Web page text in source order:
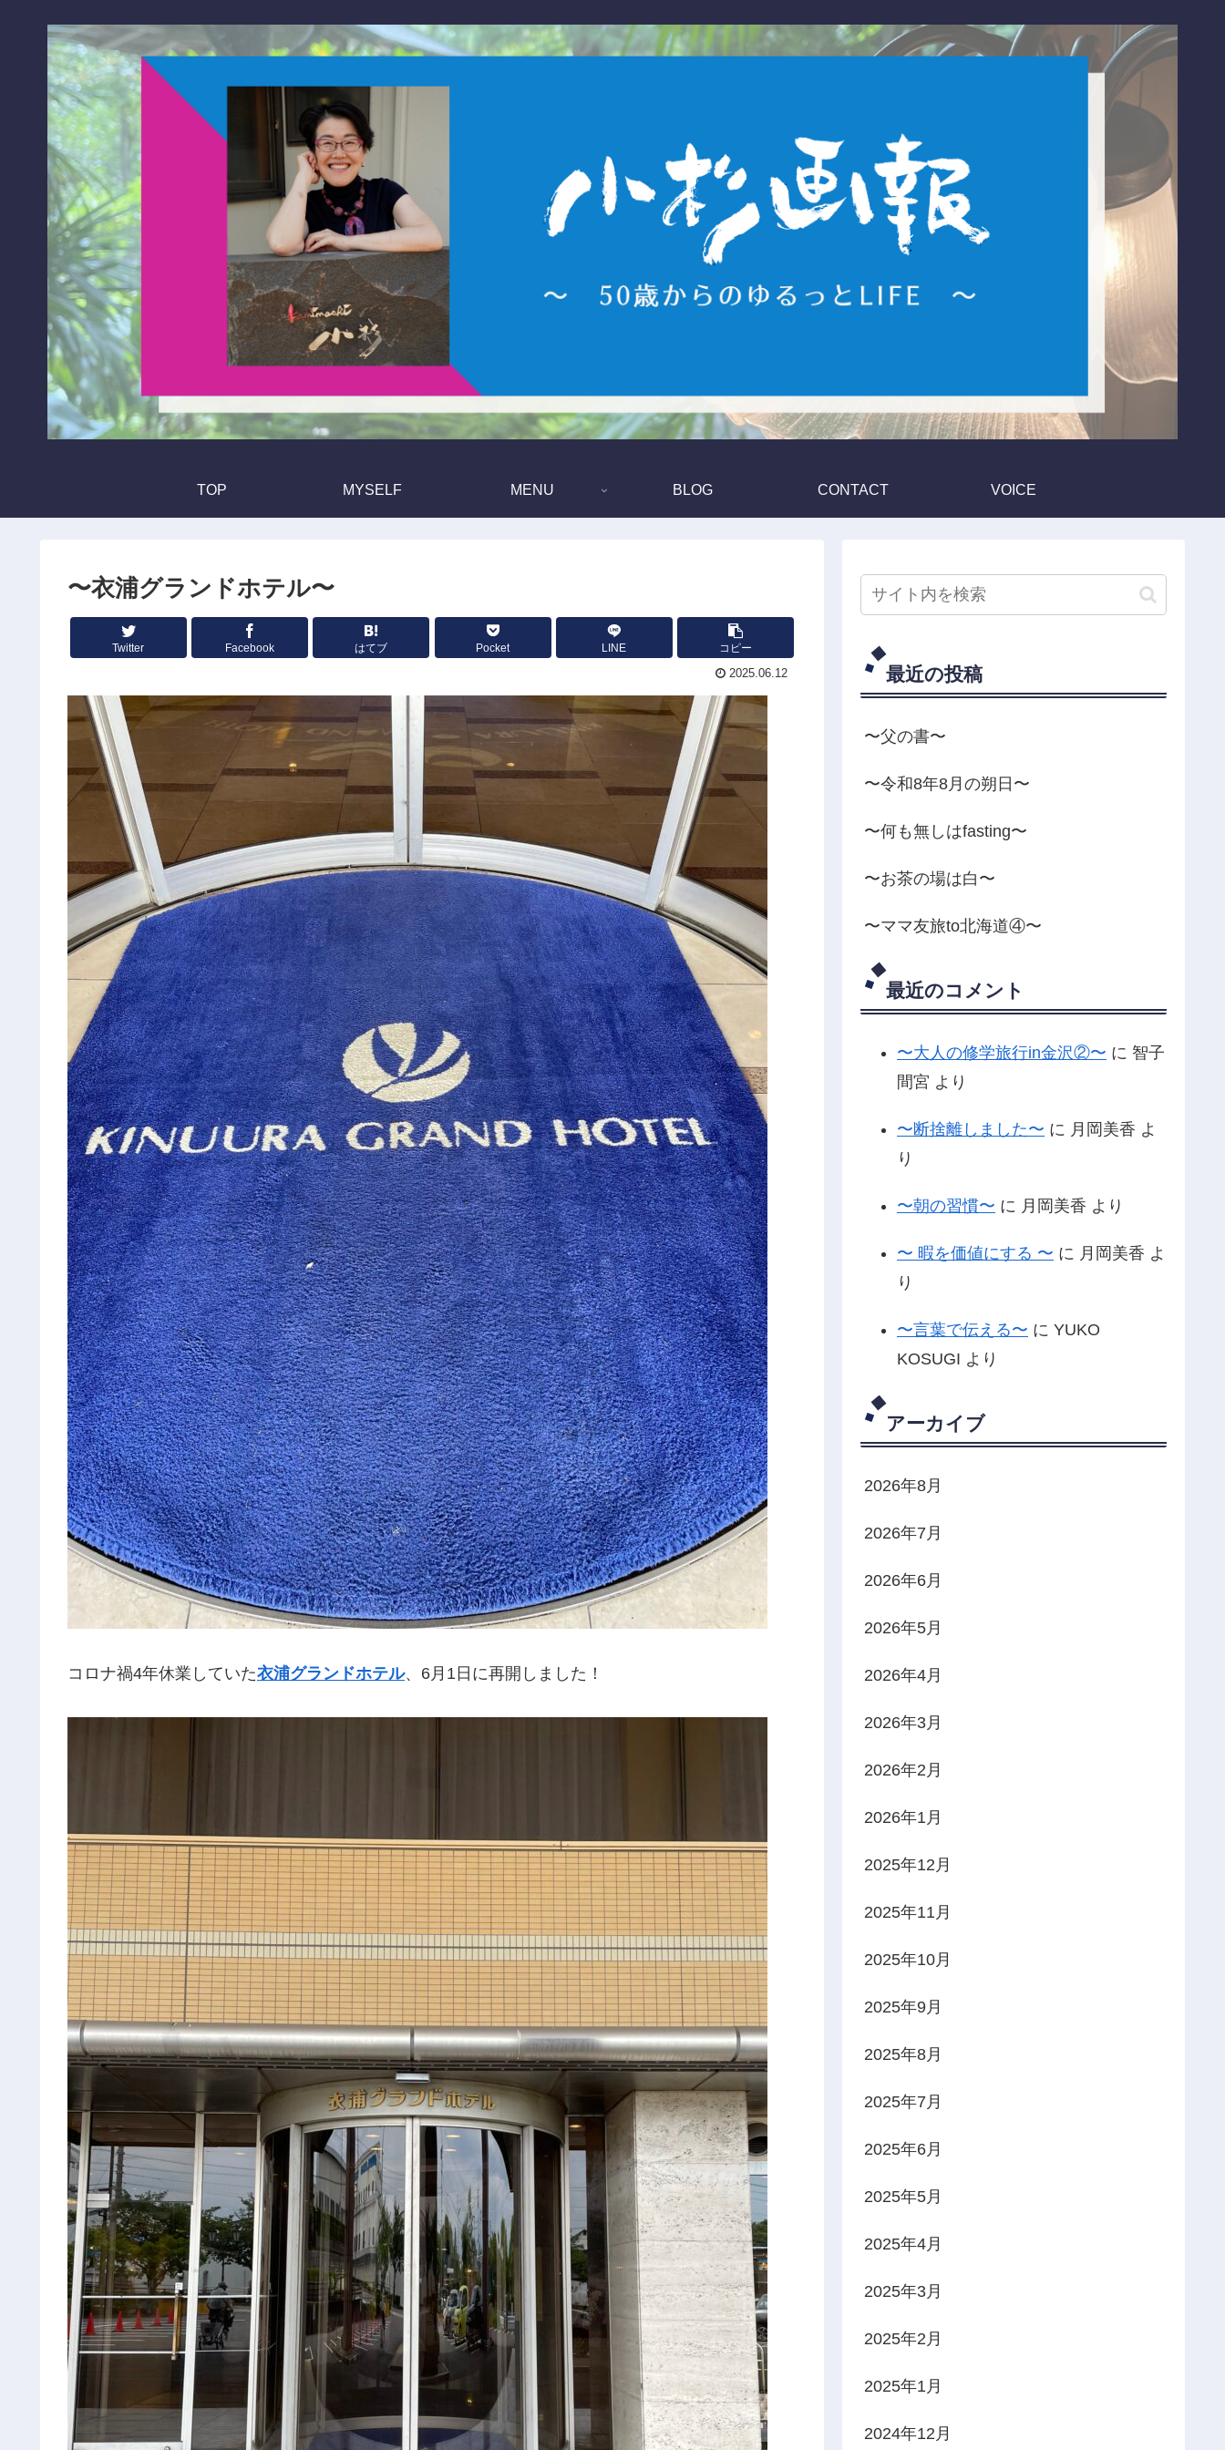
TOP MYSELF MENU BLOG CONTACT VOICE
〜衣浦グランドホテル〜
Twitter Facebook はてブ Pocket LINE コピー
2025.06.12
コロナ禍4年休業していた衣浦グランドホテル、6月1日に再開しました！
最近の投稿
〜父の書〜
〜令和8年8月の朔日〜
〜何も無しはfasting〜
〜お茶の場は白〜
〜ママ友旅to北海道④〜
最近のコメント
〜大人の修学旅行in金沢②〜 に 智子
間宮 より
〜断捨離しました〜 に 月岡美香 よ
り
〜朝の習慣〜 に 月岡美香 より
〜 暇を価値にする 〜 に 月岡美香 よ
り
〜言葉で伝える〜 に YUKO
KOSUGI より
アーカイブ
2026年8月
2026年7月
2026年6月
2026年5月
2026年4月
2026年3月
2026年2月
2026年1月
2025年12月
2025年11月
2025年10月
2025年9月
2025年8月
2025年7月
2025年6月
2025年5月
2025年4月
2025年3月
2025年2月
2025年1月
2024年12月